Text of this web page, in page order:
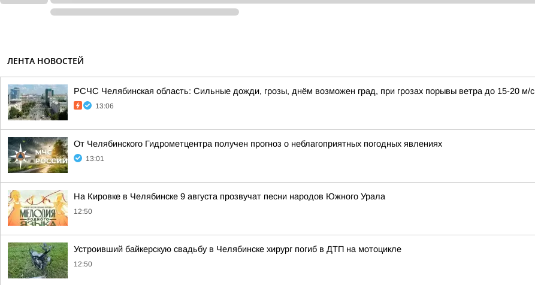
ЛЕНТА НОВОСТЕЙ
РСЧС Челябинская область: Сильные дожди, грозы, днём возможен град, при грозах порывы ветра до 15-20 м/с
13:06
От Челябинского Гидрометцентра получен прогноз о неблагоприятных погодных явлениях
13:01
На Кировке в Челябинске 9 августа прозвучат песни народов Южного Урала
12:50
Устроивший байкерскую свадьбу в Челябинске хирург погиб в ДТП на мотоцикле
12:50